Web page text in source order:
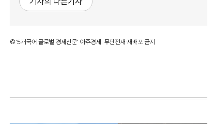
©'5개국어 글로벌 경제신문' 아주경제. 무단전재·재배포 금지